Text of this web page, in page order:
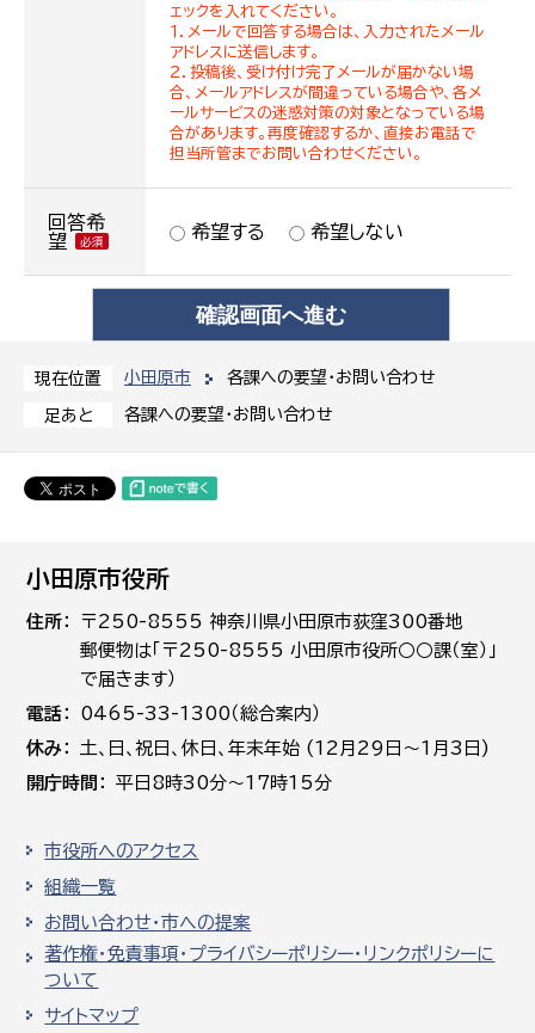
現在位置 小田原市 各課への要望・お問い合わせ
足あと 各課への要望・お問い合わせ
ェックを入れてください。
１．メールで回答する場合は、入力されたメール
アドレスに送信します。
２．投稿後、受け付け完了メールが届かない場
合、メールアドレスが間違っている場合や、各メ
ールサービスの迷惑対策の対象となっている場
合があります。再度確認するか、直接お電話で
担当所管までお問い合わせください。
回答希
望
希望する 希望しない
小田原市役所
住所
〒250-8555 神奈川県小田原市荻窪300番地
郵便物は「〒250-8555 小田原市役所○○課（室）」
で届きます）
電話
0465-33-1300（総合案内）
休み
土､日､祝日、休日、年末年始 (12月29日～1月3日)
開庁時間
平日8時30分～17時15分
市役所へのアクセス
組織一覧
お問い合わせ・市への提案
著作権・免責事項・プライバシーポリシー・リンクポリシーに
ついて
サイトマップ